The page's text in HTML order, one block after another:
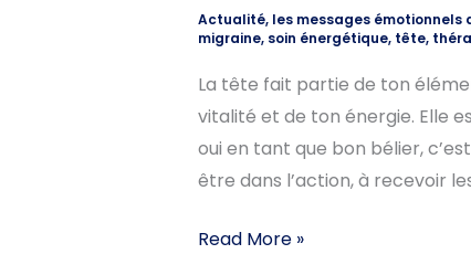
Actualité, les messages émotionnels
migraine, soin énergétique, tête,
La tête fait partie de ton
vitalité et de ton énergie. Elle
oui en tant que bon bélier,
être dans l’action, à recevoir
Read More »